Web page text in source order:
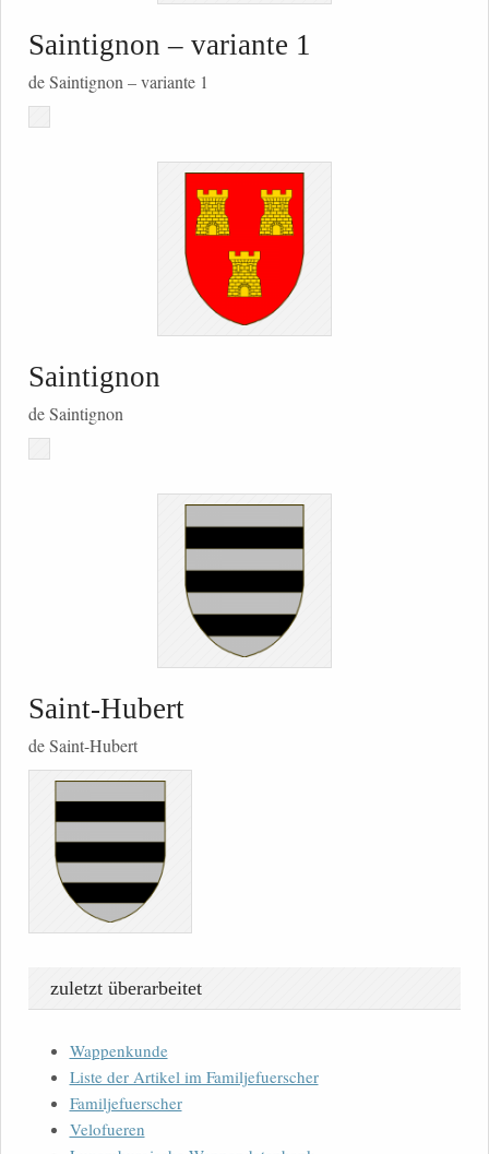
Saintignon – variante 1
de Saintignon – variante 1
Saintignon
de Saintignon
Saint-Hubert
de Saint-Hubert
zuletzt überarbeitet
Wappenkunde
Liste der Artikel im Familjefuerscher
Familjefuerscher
Velofueren